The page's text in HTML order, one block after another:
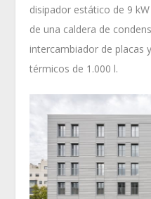
disipador estático de 9
de una caldera de
intercambiador de placas
térmicos de 1.000 l.